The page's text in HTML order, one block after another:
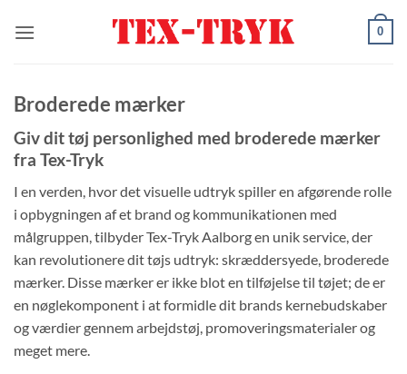
0
Broderede mærker
Giv dit tøj personlighed med broderede mærker
fra Tex-Tryk
I en verden, hvor det visuelle udtryk spiller en afgørende rolle
i opbygningen af et brand og kommunikationen med
målgruppen, tilbyder Tex-Tryk Aalborg en unik service, der
kan revolutionere dit tøjs udtryk: skræddersyede, broderede
mærker. Disse mærker er ikke blot en tilføjelse til tøjet; de er
en nøglekomponent i at formidle dit brands kernebudskaber
og værdier gennem arbejdstøj, promoveringsmaterialer og
meget mere.